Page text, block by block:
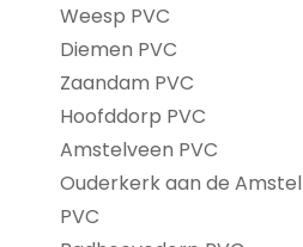
Weesp PVC
Diemen PVC
Zaandam PVC
Hoofddorp PVC
Amstelveen PVC
Ouderkerk aan de Amstel
PVC